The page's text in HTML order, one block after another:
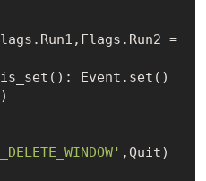
        Flags.Quit1,Flags.Run1,Flags.Run2 =
Event.set()
,Quit)